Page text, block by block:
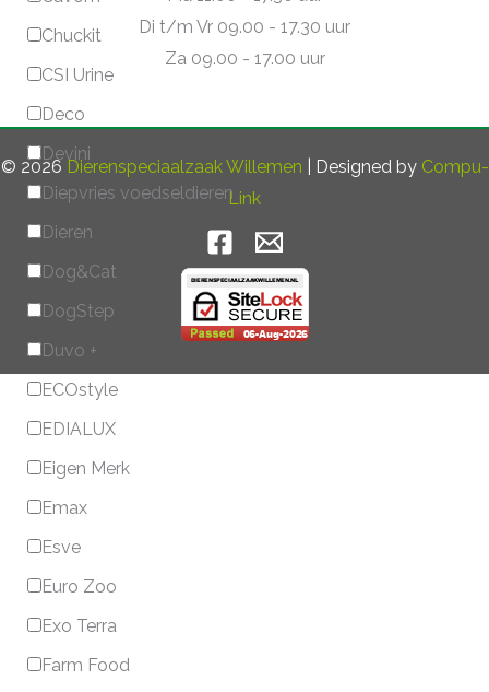
Chuckit
CSI Urine
Deco
Devini
Diepvries voedseldieren
Dieren
Dog&Cat
DogStep
Duvo +
ECOstyle
EDIALUX
Eigen Merk
Emax
Esve
Euro Zoo
Exo Terra
Farm Food
Di t/m Vr 09.00 - 17.30 uur
Za 09.00 - 17.00 uur
© 2026 Dierenspeciaalzaak Willemen | Designed by Compu-
Link